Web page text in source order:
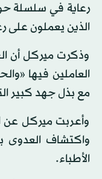
رعاية في سلسلة
الذين يعملون على
وذكرت ميركل أن
العاملين فيها
مع بذل جهد كبير
وأعربت ميركل عن
واكتشاف العدوى
الأطباء.